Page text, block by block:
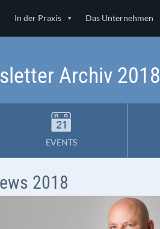
In der Praxis Das Unternehmen
Archiv 2018
EVENTS
2018